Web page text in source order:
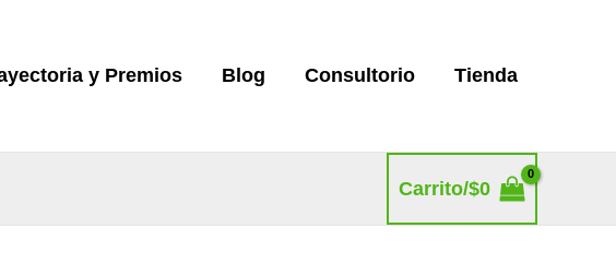
y Premios Blog Consultorio Tienda
Carrito/$0